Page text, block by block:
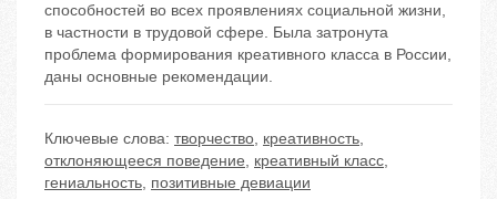
способностей во всех проявлениях социальной жизни,
в частности в трудовой сфере. Была затронута
проблема формирования креативного класса в России,
даны основные рекомендации.
Ключевые слова: творчество, креативность,
отклоняющееся поведение, креативный класс,
гениальность, позитивные девиации